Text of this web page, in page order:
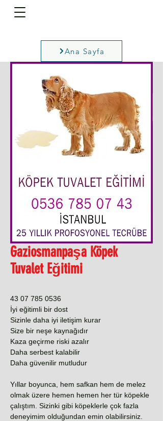
Ana Sayfa
Gaziosmanpaşa Köpek
Tuvalet Eğitimi
0536 785 07 43
İyi eğitimli bir dost
Sizinle daha iyi iletişim kurar
Size bir neşe kaynağıdır
Kaza geçirme riski azalır
Daha serbest kalabilir
Daha güvenilir mutludur
Yıllar boyunca, hem safkan hem de melez
olmak üzere hemen hemen her tür köpekle
çalıştım. Sizinki gibi köpeklerle çok fazla
deneyimim olduğundan emin olabilirsiniz.